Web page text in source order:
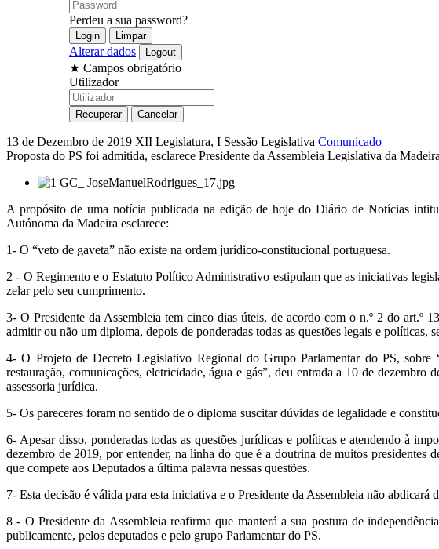
Perdeu a sua password?
Alterar dados
★ Campos obrigatório
Utilizador
13 de Dezembro de 2019 XII Legislatura, I Sessão Legislativa Comunicado
Proposta do PS foi admitida, esclarece Presidente da Assembleia Legislativa da Madeira
A propósito de uma notícia publicada na edição de hoje do Diário de Notícias
Autónoma da Madeira esclarece:
1- O “veto de gaveta” não existe na ordem jurídico-constitucional portuguesa.
2 - O Regimento e o Estatuto Político Administrativo estipulam que as iniciativas
zelar pelo seu cumprimento.
3- O Presidente da Assembleia tem cinco dias úteis, de acordo com o n.º 2 do art.º
admitir ou não um diploma, depois de ponderadas todas as questões legais e políticas,
4- O Projeto de Decreto Legislativo Regional do Grupo Parlamentar do PS,
restauração, comunicações, eletricidade, água e gás”, deu entrada a 10 de
assessoria jurídica.
5- Os pareceres foram no sentido de o diploma suscitar dúvidas de legalidade e
6- Apesar disso, ponderadas todas as questões jurídicas e políticas e atendendo à
dezembro de 2019, por entender, na linha do que é a doutrina de muitos presidentes
que compete aos Deputados a última palavra nessas questões.
7- Esta decisão é válida para esta iniciativa e o Presidente da Assembleia não
8 - O Presidente da Assembleia reafirma que manterá a sua postura de
publicamente, pelos deputados e pelo grupo Parlamentar do PS.